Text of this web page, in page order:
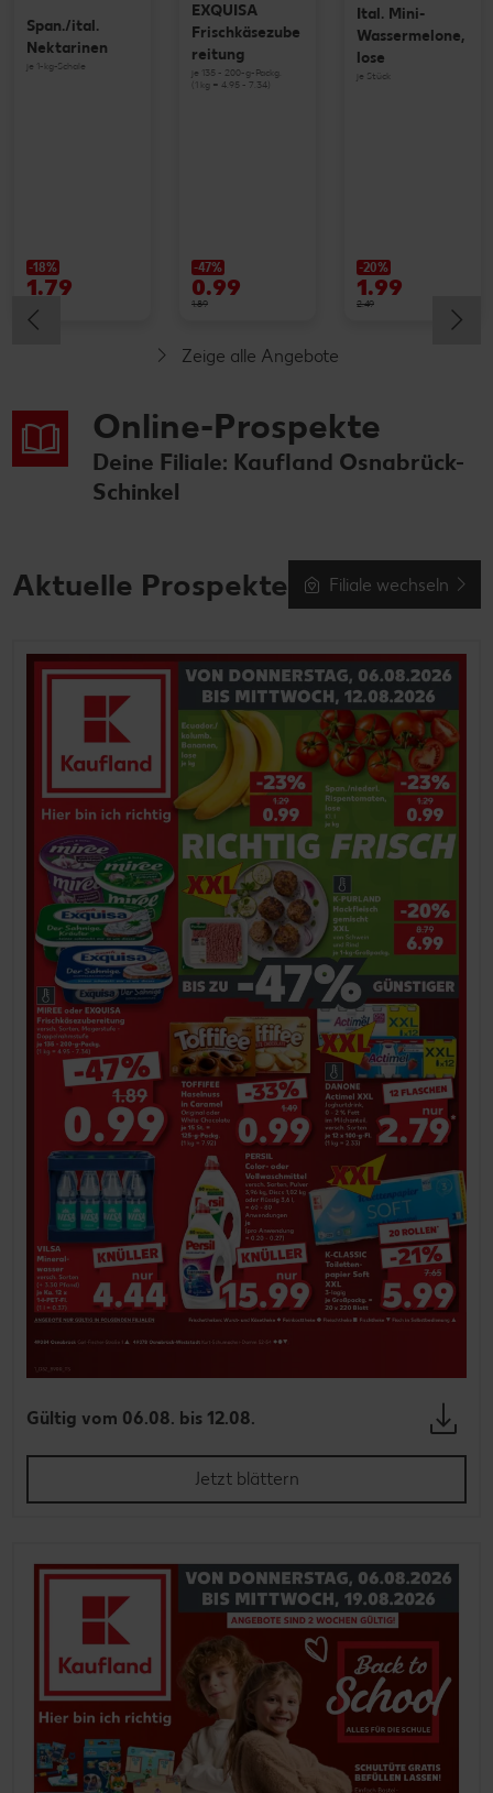
Span./ital.
Nektarinen
je 1-kg-Schale
-18%
1.79
EXQUISA
Frischkäsezube
reitung
je 135 - 200-g-Packg.
(1 kg = 4.95 - 7.34)
-47%
0.99
1.89
Ital. Mini-
Wassermelone,
lose
je Stück
-20%
1.99
2.49
Zeige alle Angebote
Online-Prospekte
Deine Filiale: Kaufland Osnabrück-
Schinkel
Aktuelle Prospekte Filiale wechseln
Gültig vom 06.08. bis 12.08.
Jetzt blättern